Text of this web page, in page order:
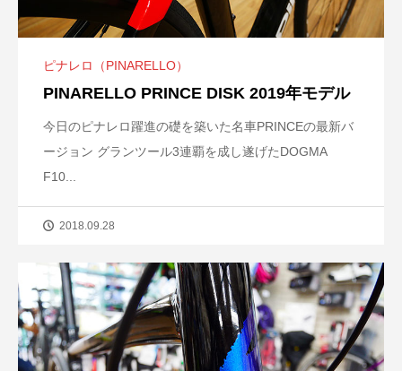
ピナレロ（PINARELLO）
PINARELLO PRINCE DISK 2019年モデル
今日のピナレロ躍進の礎を築いた名車PRINCEの最新バ
ージョン グランツール3連覇を成し遂げたDOGMA
F10...
2018.09.28